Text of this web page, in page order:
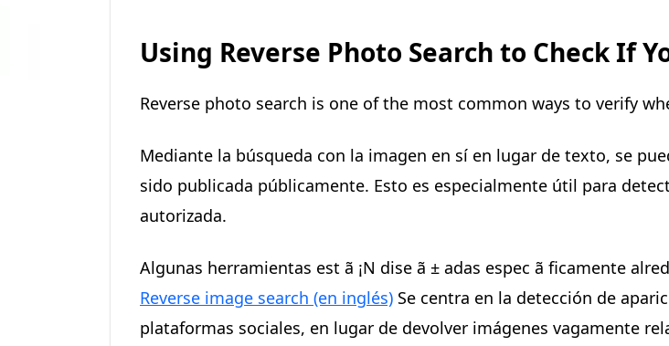
Using Reverse Photo Search to Check If
Reverse photo search is one of the most common ways to verify
Mediante la búsqueda con la imagen en sí en lugar de texto, se
sido publicada públicamente. Esto es especialmente útil para
autorizada.
Algunas herramientas est ã ¡N dise ã ± adas espec ã ficamente
Reverse image search (en inglés) Se centra en la detección de
plataformas sociales, en lugar de devolver imágenes vagamente